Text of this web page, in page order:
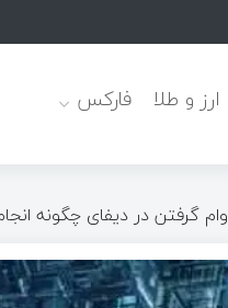
ارز و طلا فارکس
وام گرفتن در دیفای چگونه